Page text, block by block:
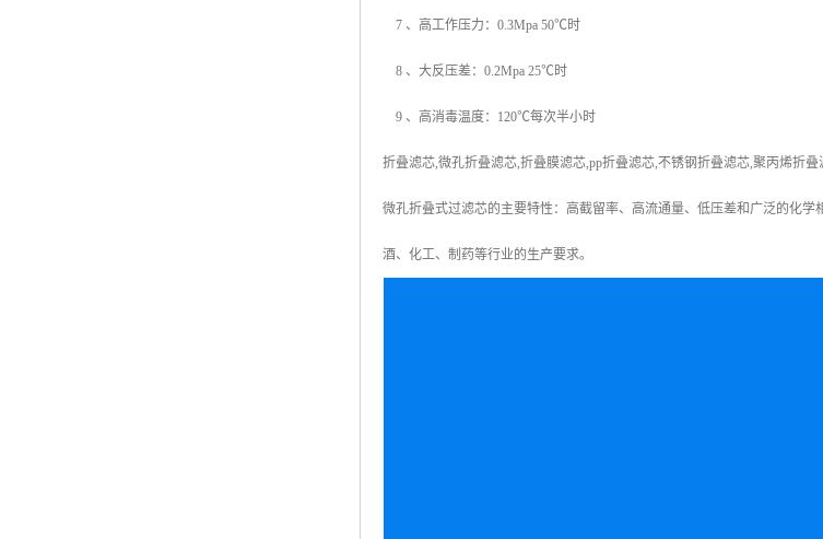
7 、高工作压力：0.3Mpa 50℃时
8 、大反压差：0.2Mpa 25℃时
9 、高消毒温度：120℃每次半小时
折叠滤芯,微孔折叠滤芯,折叠膜滤芯,pp折叠滤芯,不锈钢折叠滤芯,聚丙烯折
微孔折叠式过滤芯的主要特性：高截留率、高流通量、低压差和广泛的化
酒、化工、制药等行业的生产要求。